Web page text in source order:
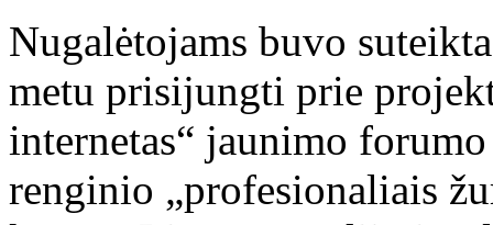
Nugalėtojams buvo
metu prisijungti prie
internetas“ jaunimo
renginio „profesionaliais